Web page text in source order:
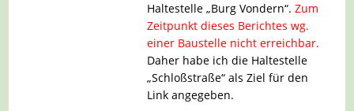
Haltestelle „Burg Vondern“.Zum
Zeitpunkt dieses Berichtes wg.
einer Baustelle nicht erreichbar.
Daher habe ich die Haltestelle
„Schloßstraße“ als Ziel für den
Link angegeben.